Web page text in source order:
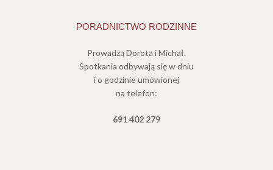
PORADNICTWO RODZINNE
Prowadzą Dorota i Michał.
Spotkania odbywają się w dniu
i o godzinie umówionej
na telefon:
691 402 279